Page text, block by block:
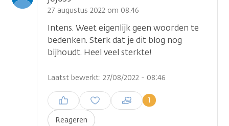
27 augustus 2022 om 08.46
Intens. Weet eigenlijk geen woorden te
bedenken. Sterk dat je dit blog nog
bijhoudt. Heel veel sterkte!
Laatst bewerkt: 27/08/2022 - 08:46
Reageren
1
Inloggen om een reactie te
plaatsen